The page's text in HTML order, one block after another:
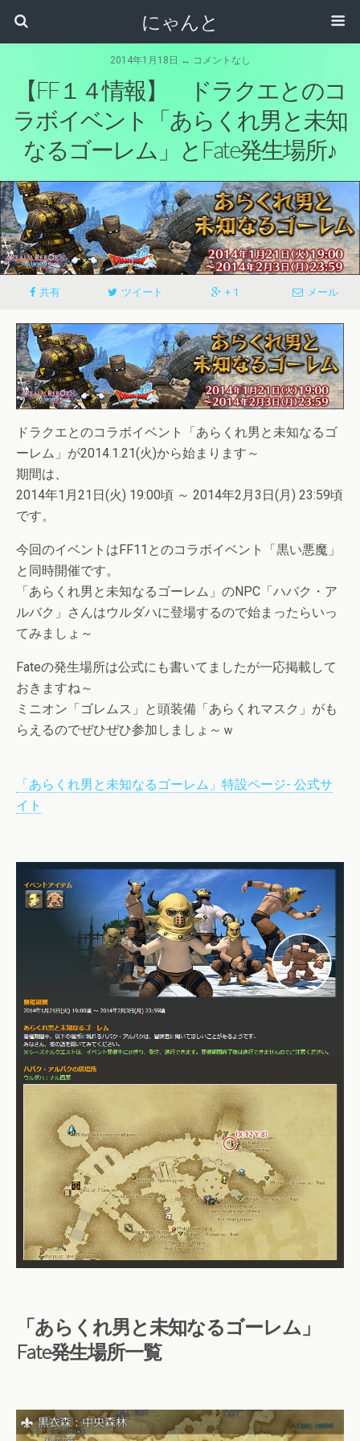
にゃんと
2014年1月18日 ↔ コメントなし
【FF１４情報】 ドラクエとのコ
ラボイベント「あらくれ男と未知
なるゴーレム」とFate発生場所♪
共有 ツイート + 1 メール
ドラクエとのコラボイベント「あらくれ男と未知なるゴ
ーレム」が2014.1.21(火)から始まります～
期間は、
2014年1月21日(火) 19:00頃 ～ 2014年2月3日(月) 23:59頃
です。
今回のイベントはFF11とのコラボイベント「黒い悪魔」
と同時開催です。
「あらくれ男と未知なるゴーレム」のNPC「ハバク・ア
ルバク」さんはウルダハに登場するので始まったらいっ
てみましょ～
Fateの発生場所は公式にも書いてましたが一応掲載して
おきますね～
ミニオン「ゴレムス」と頭装備「あらくれマスク」がも
らえるのでぜひぜひ参加しましょ～ｗ
「あらくれ男と未知なるゴーレム」特設ページ- 公式サ
イト
「あらくれ男と未知なるゴーレム」
Fate発生場所一覧